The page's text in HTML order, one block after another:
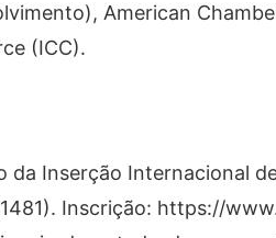
American
(ICC).
da Inserção Internacional
Inscrição: https://